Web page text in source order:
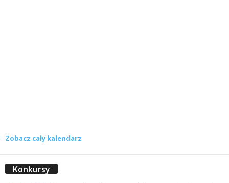
Zobacz cały kalendarz
Konkursy